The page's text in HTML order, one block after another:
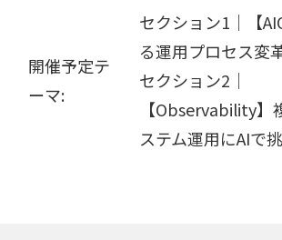
開催予定テ
ーマ:
セクション1｜【
る運用プロセス変
セクション2｜
【Observability】
ステム運用にAIで